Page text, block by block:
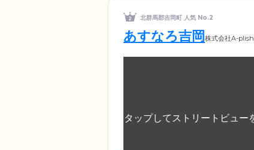
北群馬郡吉岡町 人気 No.2
あすなろ吉岡 株式会社A-plish